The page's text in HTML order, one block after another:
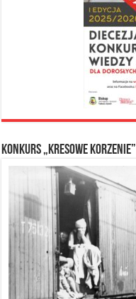
Konkurs „Kresowe Korzenie”